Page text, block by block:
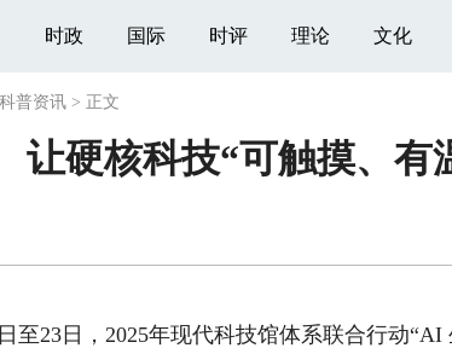
时政 国际 时评 理论 文化
科普资讯 > 正文
让硬核科技“可触摸、有
23日，2025年现代科技馆体系联合行动“AI